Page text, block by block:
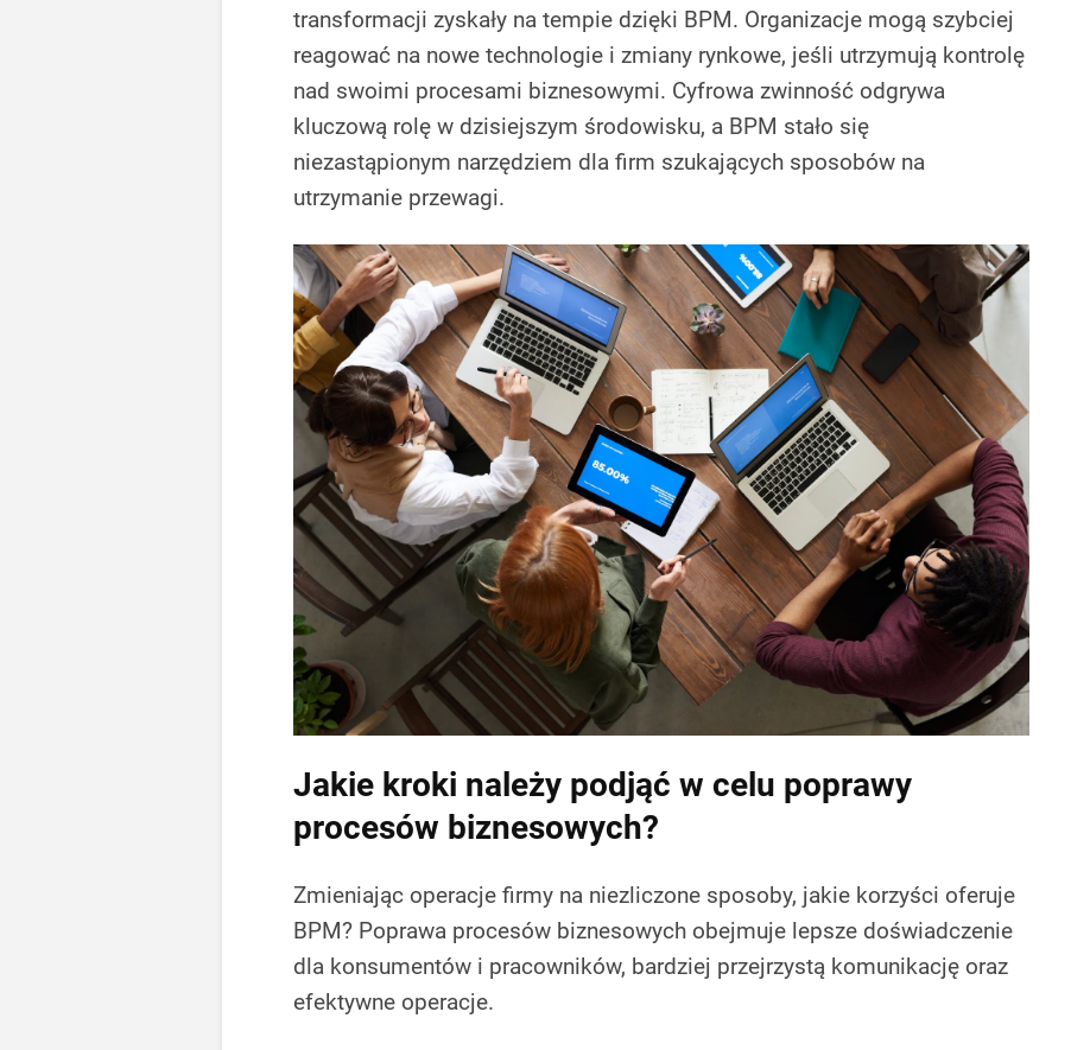
transformacji zyskały na tempie dzięki BPM. Organizacje mogą szybciej
reagować na nowe technologie i zmiany rynkowe, jeśli utrzymują kontrolę
nad swoimi procesami biznesowymi. Cyfrowa zwinność odgrywa
kluczową rolę w dzisiejszym środowisku, a BPM stało się
niezastąpionym narzędziem dla firm szukających sposobów na
utrzymanie przewagi.
Jakie kroki należy podjąć w celu poprawy
procesów biznesowych?
Zmieniając operacje firmy na niezliczone sposoby, jakie korzyści oferuje
BPM? Poprawa procesów biznesowych obejmuje lepsze doświadczenie
dla konsumentów i pracowników, bardziej przejrzystą komunikację oraz
efektywne operacje.